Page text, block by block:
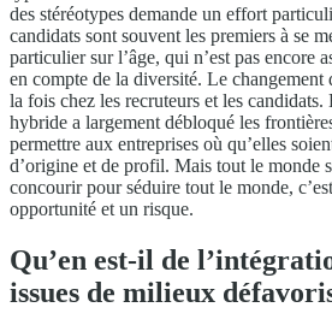
des stéréotypes demande un effort
candidats sont souvent les premiers à se
particulier sur l’âge, qui n’est pas encore
en compte de la diversité. Le changement
la fois chez les recruteurs et les
hybride a largement débloqué les
permettre aux entreprises où qu’elles
d’origine et de profil. Mais tout le monde
concourir pour séduire tout le monde,
opportunité et un risque.
Qu’en est-il de
issues de milieux